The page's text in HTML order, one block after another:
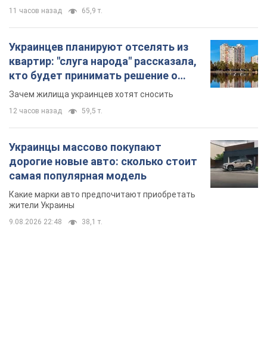
11 часов назад 65,9 т.
Украинцев планируют отселять из
квартир: "слуга народа" рассказала,
кто будет принимать решение о
сносе домов
Зачем жилища украинцев хотят сносить
12 часов назад 59,5 т.
Украинцы массово покупают
дорогие новые авто: сколько стоит
самая популярная модель
Какие марки авто предпочитают приобретать
жители Украины
9.08.2026 22:48 38,1 т.